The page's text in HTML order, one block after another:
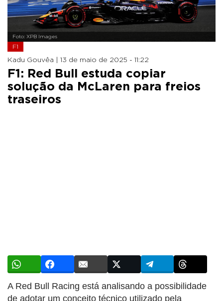
Foto: XPB Images
F1
Kadu Gouvêa | 13 de maio de 2025 - 11:22
F1: Red Bull estuda copiar
solução da McLaren para freios
traseiros
A Red Bull Racing está analisando a possibilidade
de adotar um conceito técnico utilizado pela